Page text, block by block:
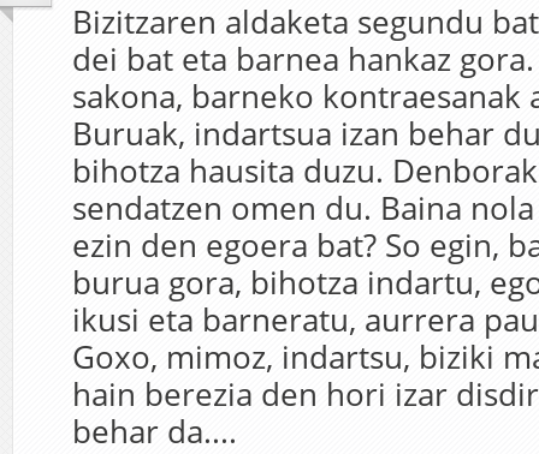
Bizitzaren aldaketa segundu
dei bat eta barnea hankaz
sakona, barneko kontraesanak
Buruak, indartsua izan behar
bihotza hausita duzu.
sendatzen omen du. Baina
ezin den egoera bat? So egin,
burua gora, bihotza indartu,
ikusi eta barneratu, aurrera
Goxo, mimoz, indartsu, biziki
hain berezia den hori izar
behar da....